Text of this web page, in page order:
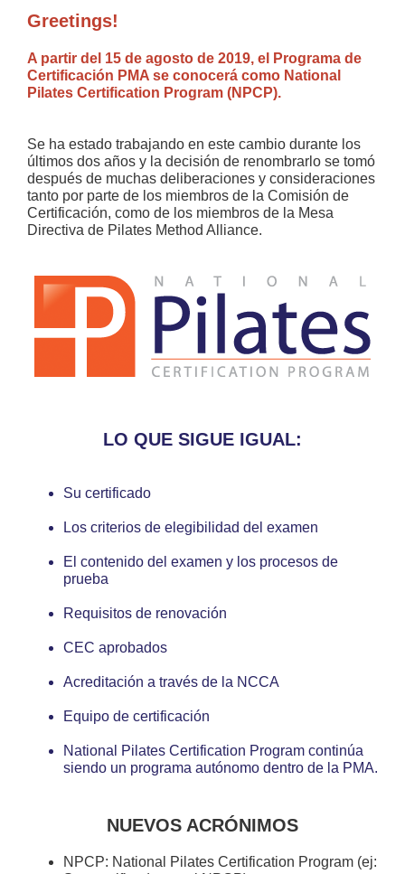
Greetings!
A partir del 15 de agosto de 2019, el Programa de
Certificación PMA se conocerá como National
Pilates Certification Program (NPCP).
Se ha estado trabajando en este cambio durante los
últimos dos años y la decisión de renombrarlo se tomó
después de muchas deliberaciones y consideraciones
tanto por parte de los miembros de la Comisión de
Certificación, como de los miembros de la Mesa
Directiva de Pilates Method Alliance.
LO QUE SIGUE IGUAL:
Su certificado
Los criterios de elegibilidad del examen
El contenido del examen y los procesos de
prueba
Requisitos de renovación
CEC aprobados
Acreditación a través de la NCCA
Equipo de certificación
National Pilates Certification Program continúa
siendo un programa autónomo dentro de la PMA.
NUEVOS ACRÓNIMOS
NPCP: National Pilates Certification Program (ej: